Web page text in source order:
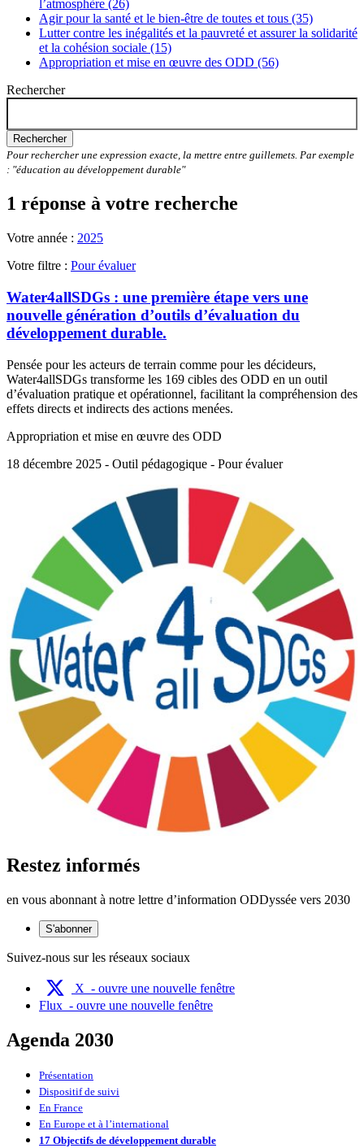
l’atmosphère (26)
Agir pour la santé et le bien-être de toutes et tous (35)
Lutter contre les inégalités et la pauvreté et assurer la solidarité
et la cohésion sociale (15)
Appropriation et mise en œuvre des ODD (56)
Rechercher
Rechercher
Pour rechercher une expression exacte, la mettre entre guillemets. Par exemple
: "éducation au développement durable"
1 réponse à votre recherche
Votre année : 2025
Votre filtre : Pour évaluer
Water4allSDGs : une première étape vers une
nouvelle génération d’outils d’évaluation du
développement durable.
Pensée pour les acteurs de terrain comme pour les décideurs,
Water4allSDGs transforme les 169 cibles des ODD en un outil
d’évaluation pratique et opérationnel, facilitant la compréhension des
effets directs et indirects des actions menées.
Appropriation et mise en œuvre des ODD
18 décembre 2025 - Outil pédagogique - Pour évaluer
Restez informés
en vous abonnant à notre lettre d’information ODDyssée vers 2030
S'abonner
Suivez-nous sur les réseaux sociaux
X - ouvre une nouvelle fenêtre
Flux - ouvre une nouvelle fenêtre
Agenda 2030
Présentation
Dispositif de suivi
En France
En Europe et à l’international
17 Objectifs de développement durable